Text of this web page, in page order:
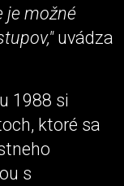
je možné
uvádza
1988 si
ktoré sa
s